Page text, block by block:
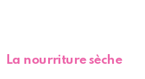
La nourriture sèche